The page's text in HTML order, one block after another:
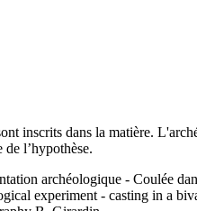
inscrits dans la matière.
l’hypothèse.
archéologique - Coulée
experiment - casting in a